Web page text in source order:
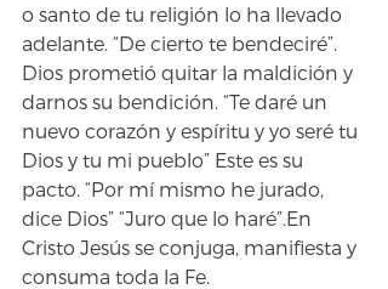
o santo de tu religión lo ha llevado
adelante. “De cierto te bendeciré”.
Dios prometió quitar la maldición y
darnos su bendición. “Te daré un
nuevo corazón y espíritu y yo seré tu
Dios y tu mi pueblo” Este es su
pacto. “Por mí mismo he jurado,
dice Dios” “Juro que lo haré”.En
Cristo Jesús se conjuga, manifiesta y
consuma toda la Fe.